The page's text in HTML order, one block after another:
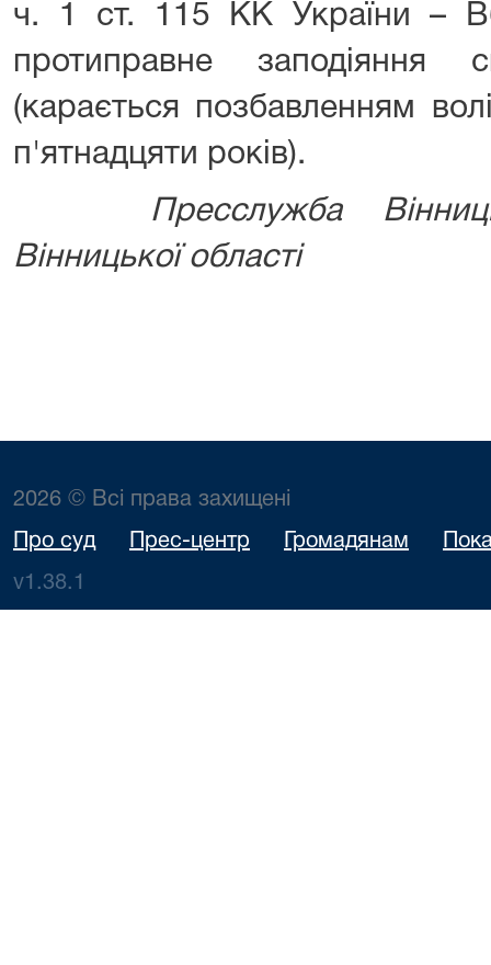
ч. 1 ст. 115 КК України –
протиправне заподіяння
(карається позбавленням
п'ятнадцяти років).
Пресслужба
Вінницької області
2026 © Всі права захищені
Про суд Прес-центр Громадянам
v1.38.1